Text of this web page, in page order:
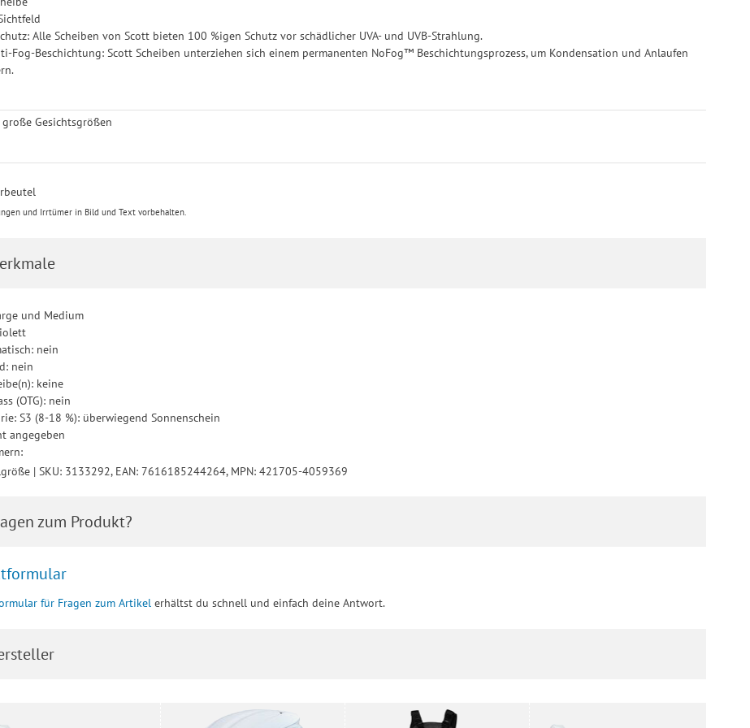
Alle Scheiben von Scott bieten 100 %igen Schutz vor schädlicher UVA- und UVB-Strahlung.
Fog-Beschichtung: Scott Scheiben unterziehen sich einem permanenten NoFog™ Beschichtungsprozess, um Kondensation und Anlaufen
Gesichtsgrößen
und Irrtümer in Bild und Text vorbehalten.
und Medium
nein
nein
keine
(OTG): nein
S3 (8-18 %): überwiegend Sonnenschein
angegeben
| SKU: 3133292, EAN: 7616185244264, MPN: 421705-4059369
zum Produkt?
für Fragen zum Artikelerhältst du schnell und einfach deine Antwort.